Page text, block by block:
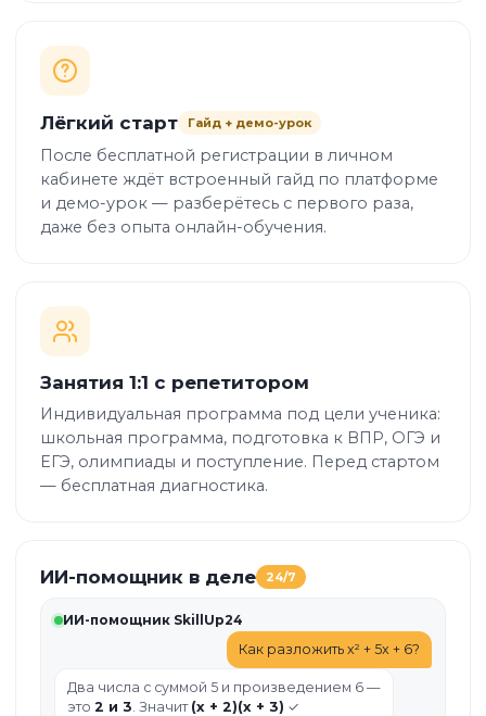
Лёгкий старт Гайд + демо-урок
После бесплатной регистрации в личном
кабинете ждёт встроенный гайд по платформе
и демо-урок — разберётесь с первого раза,
даже без опыта онлайн-обучения.
Занятия 1:1 с репетитором
Индивидуальная программа под цели ученика:
школьная программа, подготовка к ВПР, ОГЭ и
ЕГЭ, олимпиады и поступление. Перед стартом
— бесплатная диагностика.
ИИ-помощник в деле 24/7
ИИ-помощник SkillUp24
Как разложить x² + 5x + 6?
Два числа с суммой 5 и произведением 6 —
это 2 и 3. Значит (x + 2)(x + 3) ✓